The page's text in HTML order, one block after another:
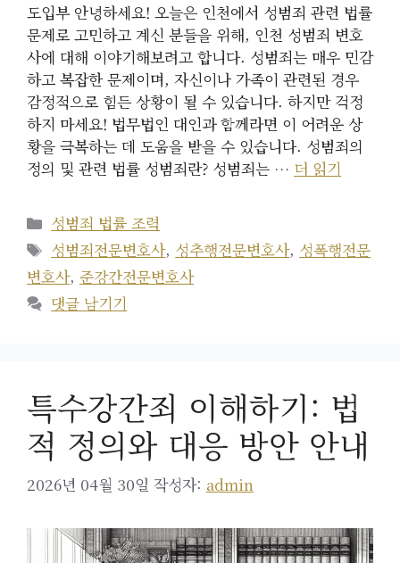
도입부 안녕하세요! 오늘은 인천에서 성범죄 관련 법률
문제로 고민하고 계신 분들을 위해, 인천 성범죄 변호
사에 대해 이야기해보려고 합니다. 성범죄는 매우 민감
하고 복잡한 문제이며, 자신이나 가족이 관련된 경우
감정적으로 힘든 상황이 될 수 있습니다. 하지만 걱정
하지 마세요! 법무법인 대인과 함께라면 이 어려운 상
황을 극복하는 데 도움을 받을 수 있습니다. 성범죄의
정의 및 관련 법률 성범죄란? 성범죄는 … 더 읽기
카
테
고
리
성범죄 법률 조력
태
그
성범죄전문변호사, 성추행전문변호사, 성폭행전문
변호사, 준강간전문변호사
댓글 남기기
특수강간죄 이해하기: 법
적 정의와 대응 방안 안내
2026년 04월 30일 작성자: admin